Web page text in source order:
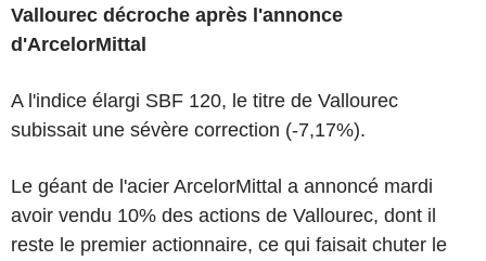
Vallourec décroche après l'annonce
d'ArcelorMittal
A l'indice élargi SBF 120, le titre de Vallourec
subissait une sévère correction (-7,17%).
Le géant de l'acier ArcelorMittal a annoncé mardi
avoir vendu 10% des actions de Vallourec, dont il
reste le premier actionnaire, ce qui faisait chuter le